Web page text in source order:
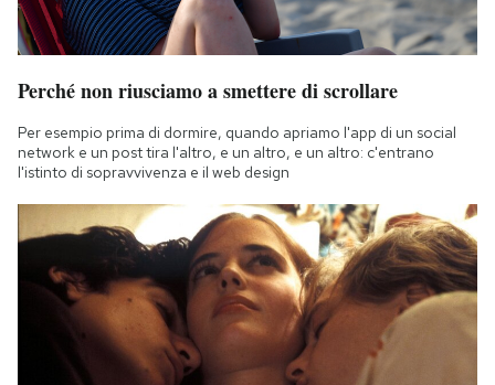
Perché non riusciamo a smettere di scrollare
Per esempio prima di dormire, quando apriamo l'app di un social
network e un post tira l'altro, e un altro, e un altro: c'entrano
l'istinto di sopravvivenza e il web design